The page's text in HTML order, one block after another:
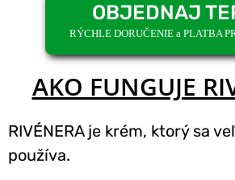
OBJEDNAJ
RÝCHLE DORUČENIE a PLATBA
AKO FUNGUJE
RIVÉNERA je krém, ktorý sa
používa.